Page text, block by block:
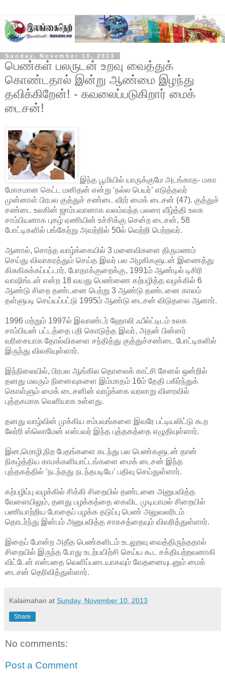
Sunday, November 10, 2013
பெண்கள் பலருடன் உறவு வைத்துக்
கொண்டதால் இன்று ஆண்மை இழந்து
தவிக்கிறேன்! - கவலைப்படுகிறார் மைக்
டைசன்!
இந்த பூமியில் யாருக்குமே அடங்காத- மகா
மோசமான கெட்ட மனிதன் என்று ‘நல்ல பெயர்’ எடுத்தவர்
முன்னாள் பிரபல குத்துச் சண்டை வீரர் மைக் டைசன் (47). குத்துச்
சண்டை உலகின் ஜாம்பவானாக வலம்வந்த பலரை வீழ்த்தி உலக
சாம்பியனாக புகழ் ஏணியின் உச்சிக்கு சென்ற டைசன், 58
போட்டிகளில் பங்கேற்று அவற்றில் 50ல் வெற்றி பெற்றவர்.
ஆனால், சொந்த வாழ்க்கையில் 3 மனைவிகளை திருமணம்
செய்து விவாகரத்தும் செய்த இவர் பல அழகிகளுடன் இணைத்து
கிசுகிசுக்கப்பட்டார். போதாக்குறைக்கு, 1991ம் ஆண்டில் டிசிரி
வாஷிங்டன் என்ற 18 வயது பெண்ணை கற்பழித்த வழக்கில் 6
ஆண்டு சிறை தண்டனை பெற்று 3 ஆண்டு தண்டனை காலம்
தள்ளுபடி செய்யப்பட்டு 1995ம் ஆண்டு டைசன் விடுதலை ஆனார்.
1996 மற்றும் 1997ல் இவாண்டர் ஹோலி ஃபீல்ட்டிடம் உலக
சாம்பியன் பட்டத்தை பறி கொடுத்த இவர், அதன் பின்னர்
வரிசையாக தோல்விகளை சந்தித்து குத்துச்சண்டை போட்டிகளில்
இருந்து விலகியுள்ளார்.
இந்நிலையில், பிரபல ஆங்கில தொலைக் காட்சி சேனல் ஒன்றில்
தனது மலரும் நினைவுகளை இம்மாதம் 16ம் தேதி பகிர்ந்துக்
கொள்ளும் மைக் டைசனின் வாழ்க்கை வரலாறு விரைவில்
புத்தகமாக வெளியாக உள்ளது.
தனது வாழ்வின் முக்கிய சம்பவங்களை இவரே பட்டியலிட்டு கூற
லேர்ரி ஸ்லொமேன் என்பவர் இந்த புத்தகத்தை எழுதியுள்ளார்.
இன,மொழி,நிற பேதங்களை கடந்து பல பெண்களுடன் தான்
நிகழ்த்திய காமக்களியாட்டங்களை மைக் டைசன் இந்த
புத்தகத்தில் ‘நடந்தது நடந்தபடியே’ பதிவு செய்துள்ளார்.
கற்பழிப்பு வழக்கில் சிக்கி சிறையில் தண்டனை அனுபவித்த
வேளையிலும், தனது பழக்கத்தை கைவிட முடியாமல் சிறையில்
பணியாற்றிய போதைப் பழக்க தடுப்பு பெண் அலுவலரிடம்
தொடர்ந்து இன்பம் அனுபவித்த சாகசத்தையும் விவரித்துள்ளார்.
இதைப் போன்ற அதீத பெண்களிடம் உடலுறவு வைத்திருந்ததால்
சிறையில் இருந்த போது உடற்பயிற்சி செய்ய கூட சக்தியற்றவனாகி
விட்டேன் என்பதை வெளிப்படையாகவும் வேதனையுடனும் மைக்
டைசன் தெரிவித்துள்ளார்.
Kalaimahan at Sunday, November 10, 2013
Share
No comments:
Post a Comment